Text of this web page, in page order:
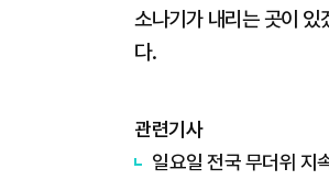
소나기가 내리는 곳이
다.
관련기사
일요일 전국 무더위 지